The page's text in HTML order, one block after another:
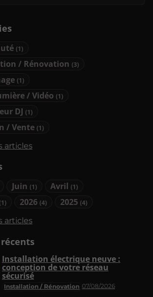
(1)
/ Rénovation (3)
(1)
/ Vidéo (1)
DJ (1)
/ Vente (1)
articles
Juin(1) Avril(1)
2026(4) 2025(4)
articles
Installation / Rénovation 07/08/2026
Installation électrique neuve :
conception de votre réseau
sécurisé